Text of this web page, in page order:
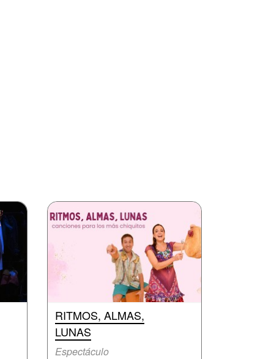
RITMOS, ALMAS,
LUNAS
Espectáculo